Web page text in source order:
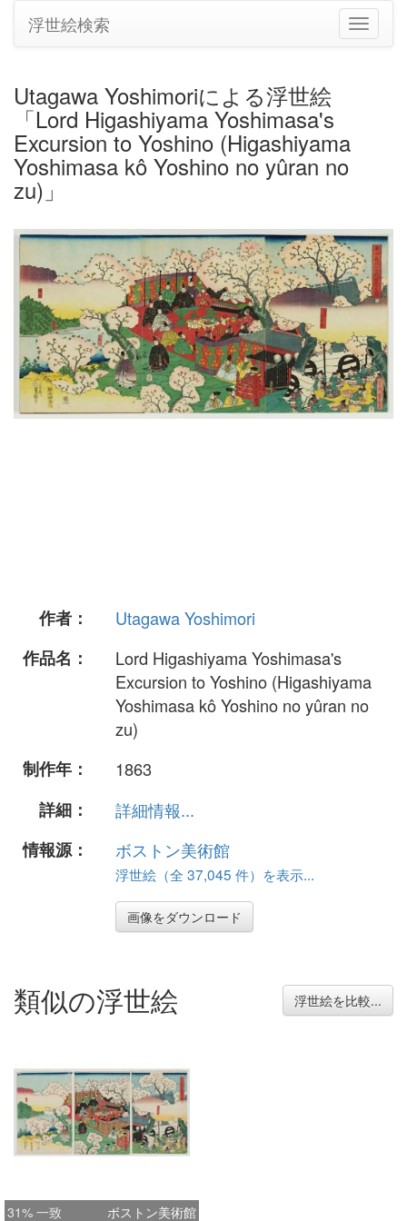
ナ
ビ
え
浮世絵検索
Utagawa Yoshimoriによる浮世絵
「Lord Higashiyama Yoshimasa's
Excursion to Yoshino (Higashiyama
Yoshimasa kô Yoshino no yûran no
zu)」
作者：
Utagawa Yoshimori
作品名：
Lord Higashiyama Yoshimasa's
Excursion to Yoshino (Higashiyama
Yoshimasa kô Yoshino no yûran no
zu)
制作年：
1863
詳細：
詳細情報...
情報源：
ボストン美術館
浮世絵（全 37,045 件）を表示...
画像をダウンロード
類似の浮世絵 浮世絵を比較...
31% 一致 ボストン美術館